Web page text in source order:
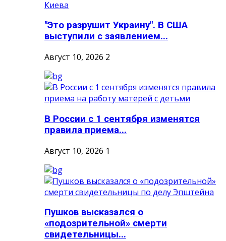
"Это разрушит Украину". В США
выступили с заявлением...
Август 10, 2026 2
В России с 1 сентября изменятся
правила приема...
Август 10, 2026 1
Пушков высказался о
«подозрительной» смерти
свидетельницы...